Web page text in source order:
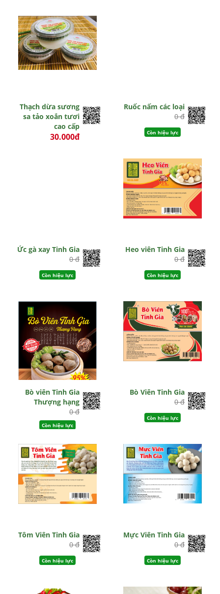
Thạch dừa sương
sa tảo xoắn tươi
cao cấp
30.000đ
Ruốc nấm các loại
0 đ
Còn hiệu lực
Ức gà xay Tinh Gia
0 đ
Còn hiệu lực
Heo viên Tinh Gia
0 đ
Còn hiệu lực
Bò viên Tinh Gia
Thượng hạng
0 đ
Còn hiệu lực
Bò Viên Tinh Gia
0 đ
Còn hiệu lực
Tôm Viên Tinh Gia
0 đ
Còn hiệu lực
Mực Viên Tinh Gia
0 đ
Còn hiệu lực